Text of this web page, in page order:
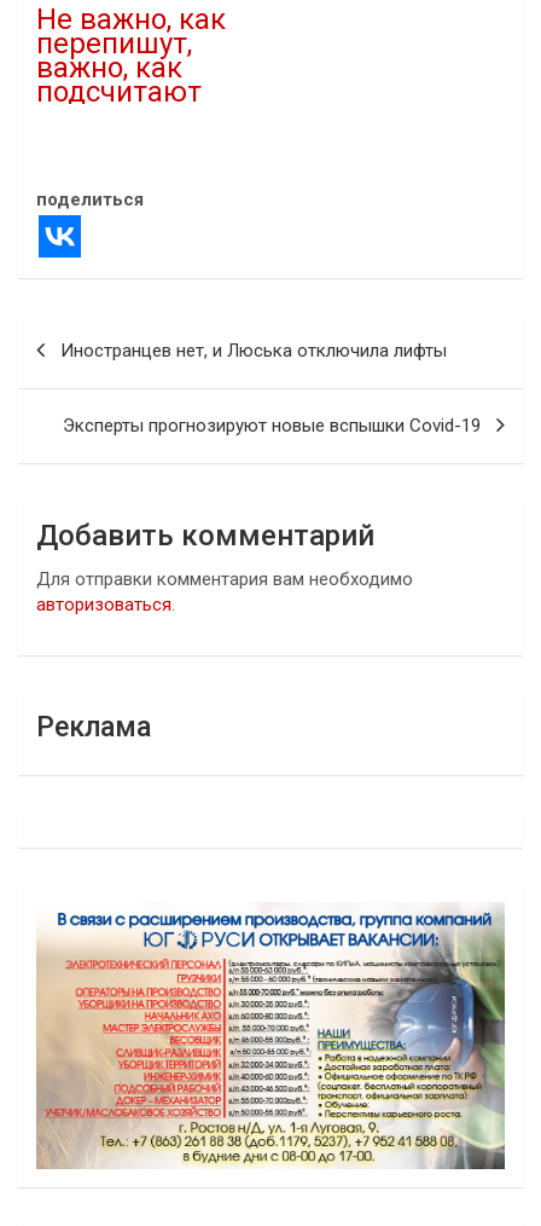
Не важно, как
перепишут,
важно, как
подсчитают
поделиться
Иностранцев нет, и Люська отключила лифты
Эксперты прогнозируют новые вспышки Covid-19
Добавить комментарий
Для отправки комментария вам необходимо
авторизоваться
Реклама